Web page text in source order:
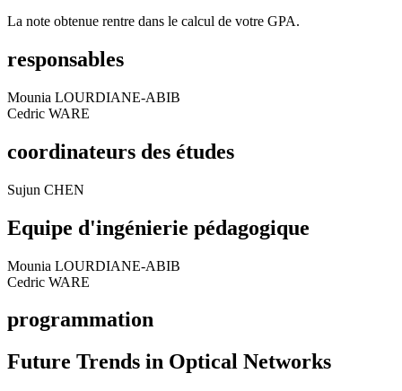
La note obtenue rentre dans le calcul de votre GPA.
responsables
Mounia LOURDIANE-ABIB
Cedric WARE
coordinateurs des études
Sujun CHEN
Equipe d'ingénierie pédagogique
Mounia LOURDIANE-ABIB
Cedric WARE
programmation
Future Trends in Optical Networks